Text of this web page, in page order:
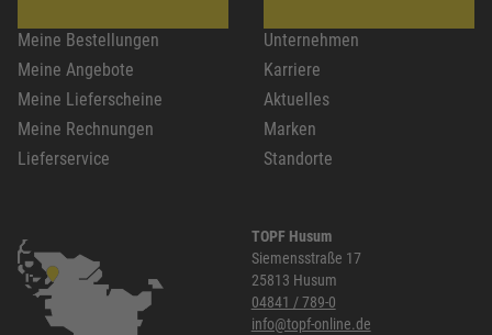
Meine Bestellungen
Meine Angebote
Meine Lieferscheine
Meine Rechnungen
Lieferservice
Unternehmen
Karriere
Aktuelles
Marken
Standorte
TOPF Husum
Siemensstraße 17
25813 Husum
04841 / 789-0
info@topf-online.de